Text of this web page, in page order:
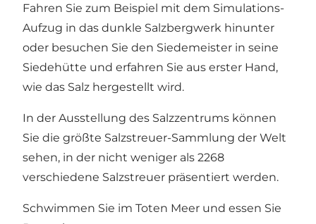
Fahren Sie zum Beispiel mit dem Simulations-
Aufzug in das dunkle Salzbergwerk hinunter
oder besuchen Sie den Siedemeister in seine
Siedehütte und erfahren Sie aus erster Hand,
wie das Salz hergestellt wird.
In der Ausstellung des Salzzentrums können
Sie die größte Salzstreuer-Sammlung der Welt
sehen, in der nicht weniger als 2268
verschiedene Salzstreuer präsentiert werden.
Schwimmen Sie im Toten Meer und essen Sie